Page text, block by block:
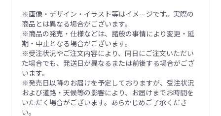
※画像・デザイン・イラスト等はイメージです。実際の
商品とは異なる場合がございます。
※商品の発売・仕様などは、諸般の事情により変更・延
期・中止となる場合がございます。
※受注状況やご注文内容により、同日にご注文いただい
た場合でも、発送日が異なるまたは前後する場合がござ
います。
※発売日以降のお届けを予定しておりますが、受注状況
および道路・天候等の影響により、お届けまでお時間を
いただく場合がございます。あらかじめご了承くださ
い。